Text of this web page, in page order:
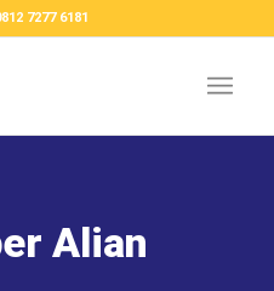
7277 6181
Alian